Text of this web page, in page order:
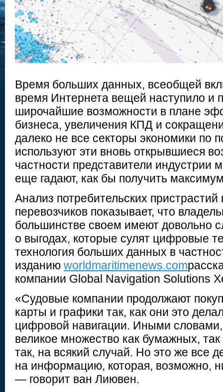
Время больших данных, всеобщей
время Интернета вещей наступило и
широчайшие возможности в плане
бизнеса, увеличения КПД и
далеко не все секторы экономики по
используют эти вновь открывшиеся
частности представители индустрии
еще гадают, как бы получить
Анализ потребительских
перевозчиков показывает, что
большинстве своем имеют довольно
о выгодах, которые сулят цифровые
технология больших данных в
изданию worldmaritimenews.com
компании Global Navigation Solutions
«Судовые компании продолжают
карты и графики так, как они это
цифровой навигации. Иными словами,
великое множество как бумажных,
так, на всякий случай. Но это же все
на информацию, которая, возможно,
— говорит ван Лиювен.